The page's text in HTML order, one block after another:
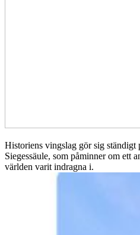
Historiens vingslag gör sig
Siegessäule, som påminner om ett
världen varit indragna i.